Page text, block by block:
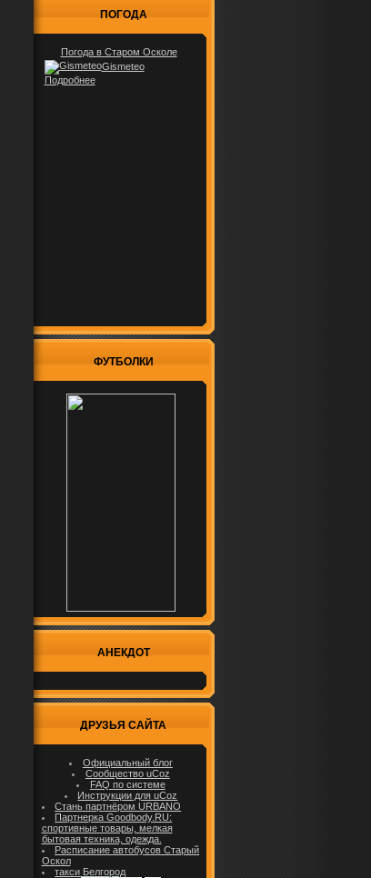
ПОГОДА
Погода в Старом Осколе
Gismeteo
Подробнее
ФУТБОЛКИ
АНЕКДОТ
ДРУЗЬЯ САЙТА
Официальный блог
Сообщество uCoz
FAQ по системе
Инструкции для uCoz
Стань партнёром URBANO
Партнерка Goodbody.RU:
спортивные товары, мелкая
бытовая техника, одежда.
Расписание автобусов Старый
Оскол
такси Белгород